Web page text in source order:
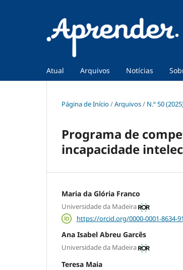
Atual Arquivos Notícias
Página de Início/Arquivos/ N.º 50
Programa de
incapacidade
Maria da Glória Franco
Universidade da Madeira
https://orcid.org/0000-0001-8634-
Ana Isabel Abreu Garcês
Universidade da Madeira
Teresa Maia